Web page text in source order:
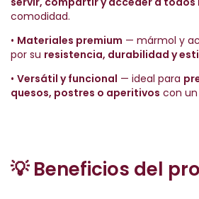
comodidad.
• Materiales premium — mármol y
por su resistencia, durabilidad y
• Versátil y funcional — ideal para
quesos, postres o aperitivos con
💡Beneficios del